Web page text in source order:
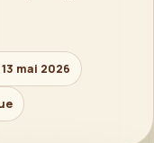
mai 2026